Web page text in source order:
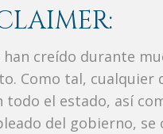
han creído durante
Como tal,
el estado, así
del gobierno,